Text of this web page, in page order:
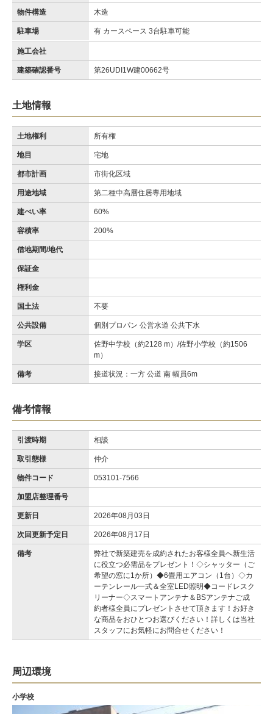
物件構造 木造
駐車場 有 カースペース 3台駐車可能
施工会社
建築確認番号 第26UDI1W建00662号
土地情報
土地権利 所有権
地目 宅地
都市計画 市街化区域
用途地域 第二種中高層住居専用地域
建ぺい率 60%
容積率 200%
借地期間/地代
保証金
権利金
国土法 不要
公共設備 個別プロパン 公営水道 公共下水
学区
佐野中学校（約2128 m）/佐野小学校（約1506
m）
備考 接道状況：一方 公道 南 幅員6m
備考情報
引渡時期 相談
取引態様 仲介
物件コード 053101-7566
加盟店整理番号
更新日 2026年08月03日
次回更新予定日 2026年08月17日
備考
弊社で新築建売を成約されたお客様全員へ新生活
に役立つ必需品をプレゼント！◇シャッター（ご
希望の窓に1か所）◆6畳用エアコン（1台）◇カ
ーテンレール一式＆全室LED照明◆コードレスク
リーナー◇スマートアンテナ＆BSアンテナご成
約者様全員にプレゼントさせて頂きます！お好き
な商品をおひとつお選びください！詳しくは当社
スタッフにお気軽にお問合せください！
周辺環境
小学校